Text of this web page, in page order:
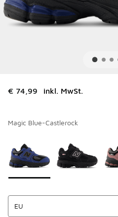
€ 74,99 inkl. MwSt.
Magic Blue-Castlerock